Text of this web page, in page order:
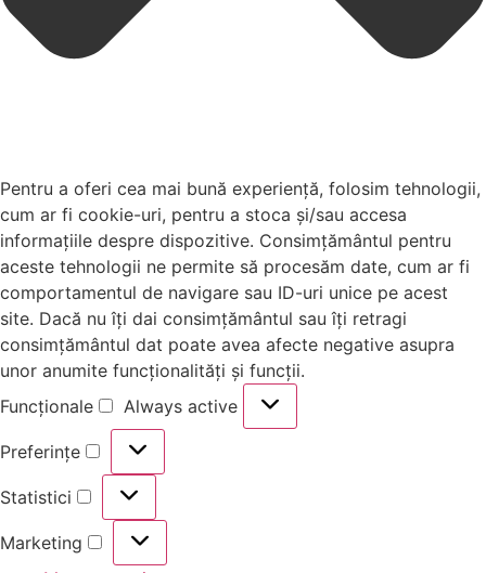
Pentru a oferi cea mai bună experiență, folosim tehnologii,
cum ar fi cookie-uri, pentru a stoca și/sau accesa
informațiile despre dispozitive. Consimțământul pentru
aceste tehnologii ne permite să procesăm date, cum ar fi
comportamentul de navigare sau ID-uri unice pe acest
site. Dacă nu îți dai consimțământul sau îți retragi
consimțământul dat poate avea afecte negative asupra
unor anumite funcționalități și funcții.
Funcționale
Always active
Preferințe
Statistici
Marketing